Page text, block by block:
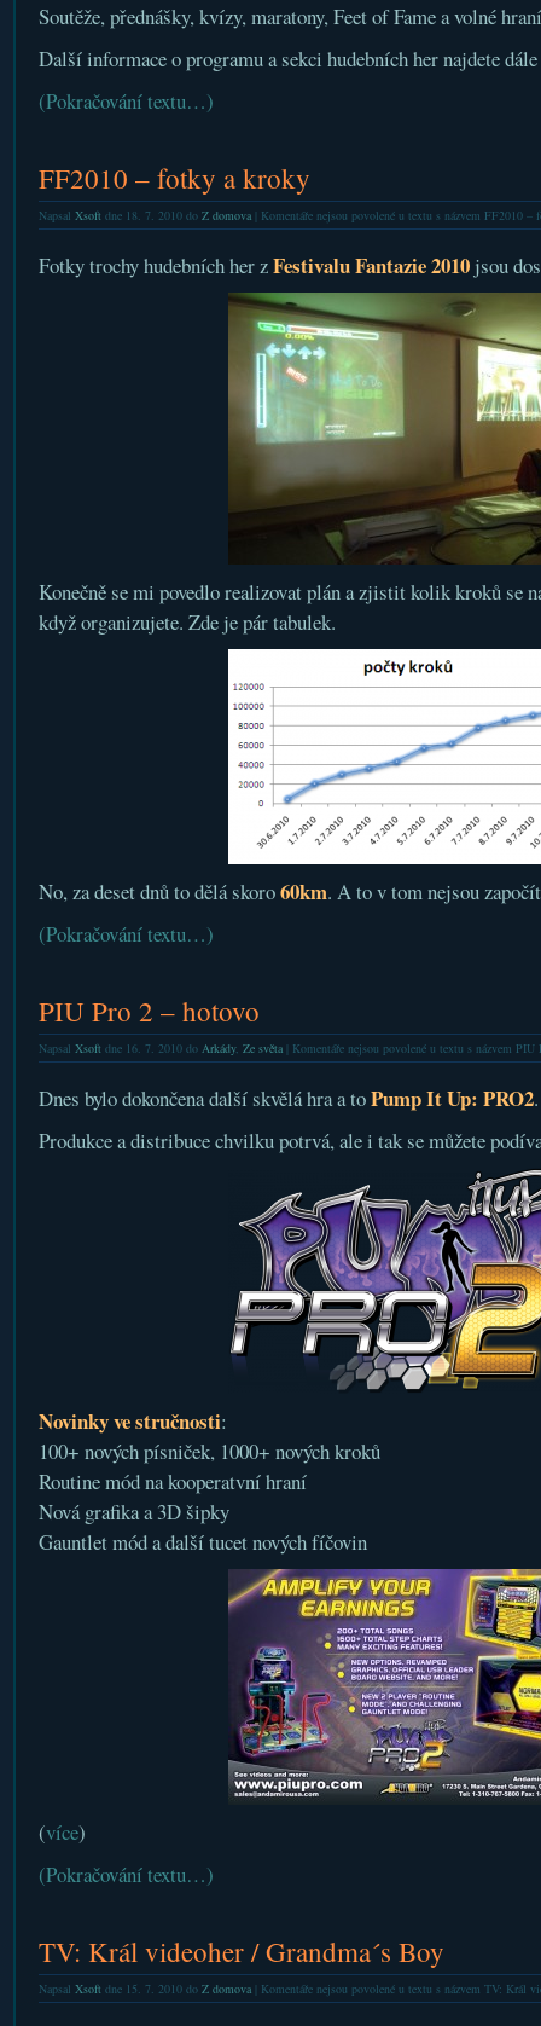
Soutěže, přednášky, kvízy, maratony, Feet of Fame a volné
Další informace o programu a sekci hudebních her najdete
(Pokračování textu…)
FF2010 – fotky a kroky
Napsal Xsoftdne 18. 7. 2010 do Z domova| Komentáře nejsou povolenéu textu s názvem FF2010 –
Fotky trochy hudebních her zFestivalu Fantazie 2010jsou
Konečně se mi povedlo realizovat plán a zjistit kolik kroků se
když organizujete. Zde je pár tabulek.
No, za deset dnů to dělá skoro60km. A to v tom nejsou
(Pokračování textu…)
PIU Pro 2 – hotovo
Napsal Xsoftdne 16. 7. 2010 do Arkády, Ze světa| Komentáře nejsou povolenéu textu s názvem PIU
Dnes bylo dokončena další skvělá hra a toPump It Up: PRO2.
Produkce a distribuce chvilku potrvá, ale i tak se můžete
Novinky ve stručnosti:
100+ nových písniček, 1000+ nových kroků
Routine mód na kooperatvní hraní
Nová grafika a 3D šipky
Gauntlet mód a další tucet nových fíčovin
(více)
(Pokračování textu…)
TV: Král videoher / Grandma´s Boy
Napsal Xsoftdne 15. 7. 2010 do Z domova| Komentáře nejsou povolenéu textu s názvem TV: Král